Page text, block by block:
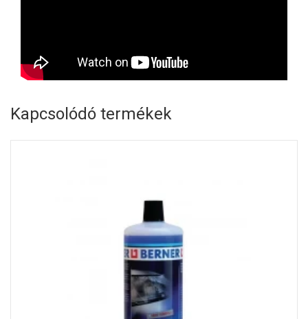
Kapcsolódó termékek